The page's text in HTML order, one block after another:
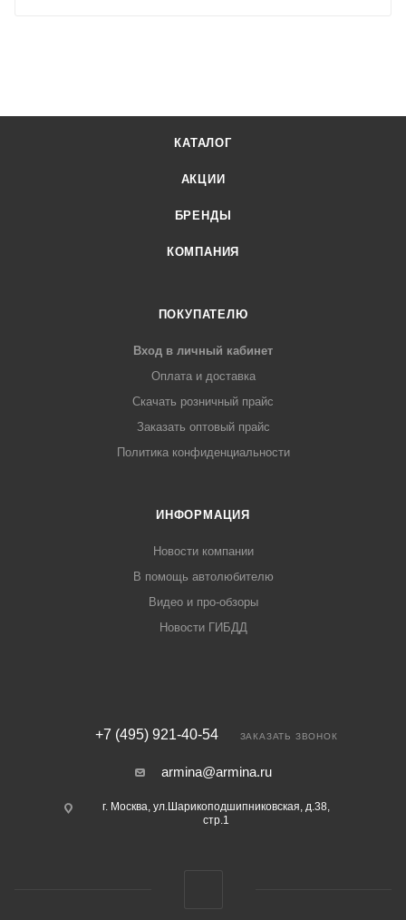
КАТАЛОГ
АКЦИИ
БРЕНДЫ
КОМПАНИЯ
ПОКУПАТЕЛЮ
Вход в личный кабинет
Оплата и доставка
Скачать розничный прайс
Заказать оптовый прайс
Политика конфиденциальности
ИНФОРМАЦИЯ
Новости компании
В помощь автолюбителю
Видео и про-обзоры
Новости ГИБДД
+7 (495) 921-40-54 ЗАКАЗАТЬ ЗВОНОК
armina@armina.ru
г. Москва, ул.Шарикоподшипниковская, д.38,
стр.1